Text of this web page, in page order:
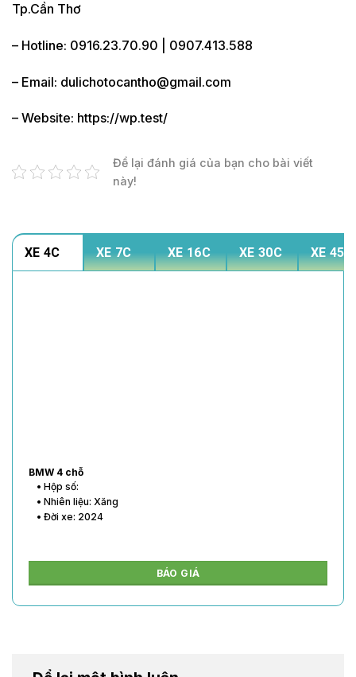
Tp.Cần Thơ
– Hotline: 0916.23.70.90 | 0907.413.588
– Email: dulichotocantho@gmail.com
– Website: https://wp.test/
Để lại đánh giá của bạn cho bài viết
này!
XE 4C XE 7C XE 16C XE 30C XE 45C
BMW 4 chỗ
• Hộp số:
• Nhiên liệu: Xăng
• Đời xe: 2024
BÁO GIÁ